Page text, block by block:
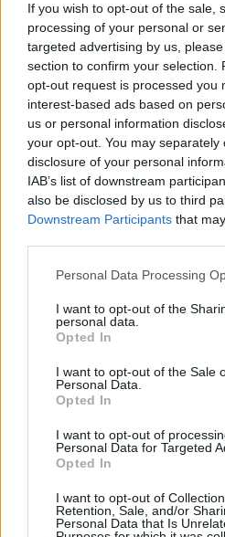
If you wish to opt-out of the sale,
processing of your personal or
targeted advertising by us,
section to confirm your selection.
opt-out request is processed you
interest-based ads based on
us or personal information
your opt-out. You may
disclosure of your personal
IAB’s list of downstream
also be disclosed by us to third
Downstream Participants that
Personal Data Processing
I want to opt-out of the
personal data.
Opted In
I want to opt-out of the Sale
Personal Data.
Opted In
I want to opt-out of
Personal Data for Targeted
Opted In
I want to opt-out of
Retention, Sale, and/or
Personal Data that Is
3) Την τρίτη θέση
υποκατάστατα γάλακτος.
γάλακτος φυτικής
ζέα (Dinkel) ή αμύγδαλο
δηλαδή σημαντικά
κιλό). Παρεμπιπτόντως,
εκλύει περίπου 10 κιλά και
4) Στη συνέχεια
προϊόντα σιτηρών: ένα κιλό
CO2. Το ίδιο ισχύει και για
δημητριακών (ζυμαρικά ή